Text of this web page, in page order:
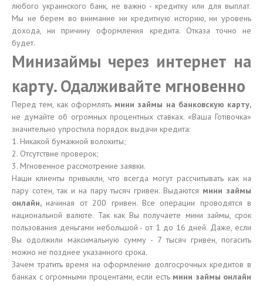
любого украинского банк, не важно - кредитку или для выплат.
Мы не берем во внимание ни кредитную историю, ни уровень
дохода, ни причину оформления кредита. Отказа точно не
будет.
Минизаймы через интернет на
карту. Одалживайте мгновенно
Перед тем, как оформлять мини займы на банковскую карту,
не думайте об огромных процентных ставках. «Ваша Готівочка»
значительно упростила порядок выдачи кредита:
1. Никакой бумажной волокиты;
2. Отсутствие проверок;
3. Мгновенное рассмотрение заявки.
Наши клиенты привыкли, что всегда могут рассчитывать как на
пару сотен, так и на пару тысяч гривен. Выдаются мини займы
онлайн, начиная от 200 гривен. Все операции проводятся в
национальной валюте. Так как Вы получаете мини займы, срок
пользования деньгами небольшой - от 1 до 16 дней. Даже, если
Вы одолжили максимальную сумму - 7 тысяч гривен, погасить
можно не позднее указанного срока.
Зачем тратить время на оформление долгосрочных кредитов в
банках с огромными процентами, если есть мини займы онлайн